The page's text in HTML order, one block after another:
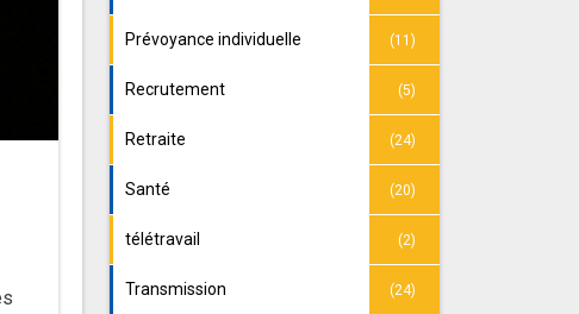
Prévoyance individuelle (11)
Recrutement (5)
Retraite (24)
Santé (20)
télétravail (2)
Transmission (24)